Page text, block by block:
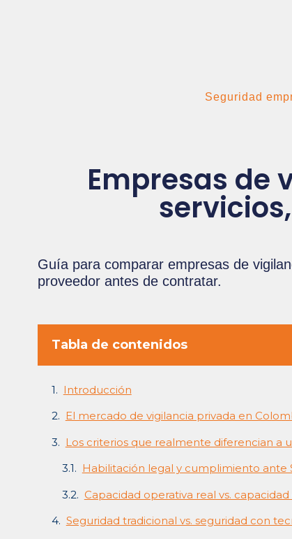
Seguridad
Empresas de
Guía para comparar empresas de
proveedor antes de contratar.
Tabla de contenidos
Introducción
El mercado de vigilancia privada en
Los criterios que realmente diferencian a
Habilitación legal y cumplimiento ante
Capacidad operativa real vs.
Seguridad tradicional vs. seguridad con